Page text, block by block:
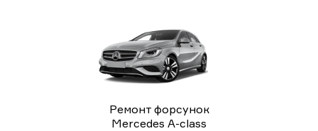
Ремонт форсунок
Mercedes A-class